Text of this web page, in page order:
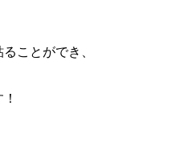
ことができ、